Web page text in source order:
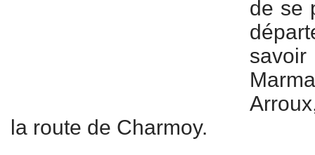
de se
la route de Charmoy.